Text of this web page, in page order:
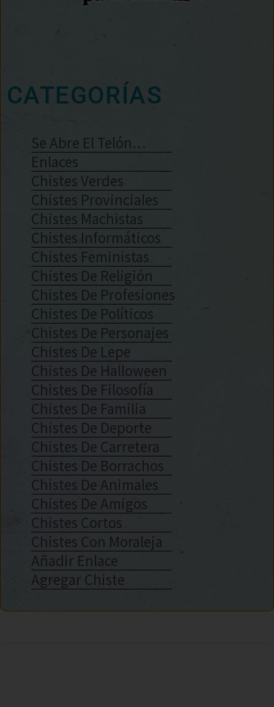
CATEGORÍAS
Se Abre El Telón…
Enlaces
Chistes Verdes
Chistes Provinciales
Chistes Machistas
Chistes Informáticos
Chistes Feministas
Chistes De Religión
Chistes De Profesiones
Chistes De Políticos
Chistes De Personajes
Chistes De Lepe
Chistes De Halloween
Chistes De Filosofía
Chistes De Familia
Chistes De Deporte
Chistes De Carretera
Chistes De Borrachos
Chistes De Animales
Chistes De Amigos
Chistes Cortos
Chistes Con Moraleja
Añadir Enlace
Agregar Chiste